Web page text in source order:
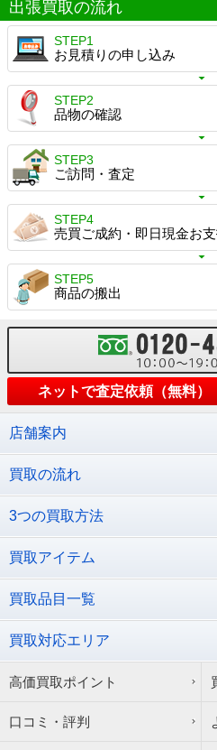
出張買取の流れ
STEP1
お見積りの申し込み
STEP2
品物の確認
STEP3
ご訪問・査定
STEP4
売買ご成約・即日現金お
STEP5
商品の搬出
ネットで査定依頼（無料）
店舗案内
買取の流れ
3つの買取方法
買取アイテム
買取品目一覧
買取対応エリア
高価買取ポイント
口コミ・評判